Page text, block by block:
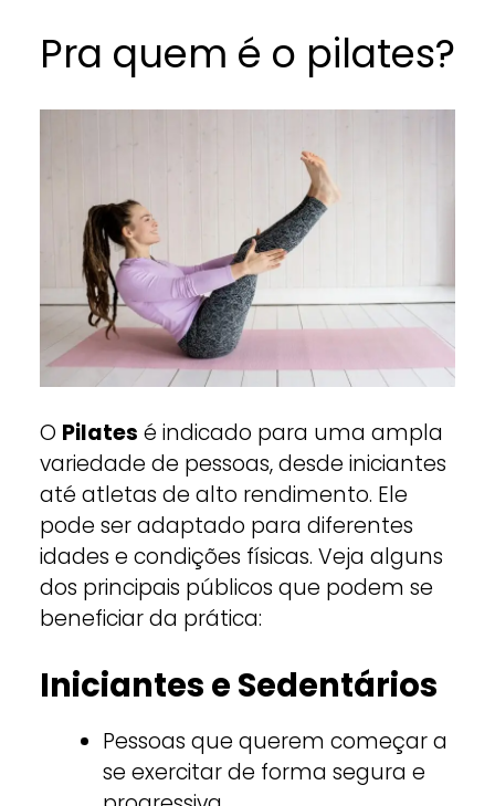
Pra quem é o pilates?
O Pilates é indicado para uma ampla
variedade de pessoas, desde iniciantes
até atletas de alto rendimento. Ele
pode ser adaptado para diferentes
idades e condições físicas. Veja alguns
dos principais públicos que podem se
beneficiar da prática:
Iniciantes e Sedentários
Pessoas que querem começar a
se exercitar de forma segura e